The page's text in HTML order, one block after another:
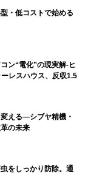
・低コストで始める
ン“電化”の現実解-ヒ
レスハウス、反収1.5
える―シブヤ精機・
の未来
をしっかり防除。通